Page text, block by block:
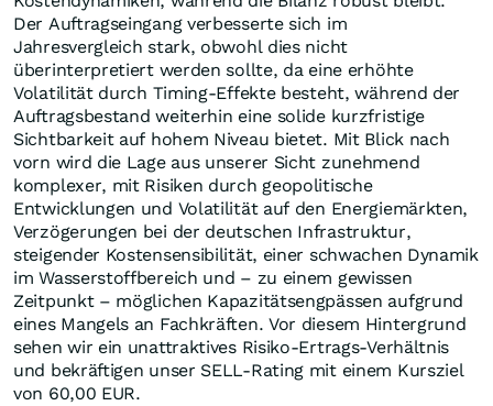
Der Auftragseingang verbesserte sich im
Jahresvergleich stark, obwohl dies nicht
überinterpretiert werden sollte, da eine erhöhte
Volatilität durch Timing-Effekte besteht, während der
Auftragsbestand weiterhin eine solide kurzfristige
Sichtbarkeit auf hohem Niveau bietet. Mit Blick nach
vorn wird die Lage aus unserer Sicht zunehmend
komplexer, mit Risiken durch geopolitische
Entwicklungen und Volatilität auf den Energiemärkten,
Verzögerungen bei der deutschen Infrastruktur,
steigender Kostensensibilität, einer schwachen Dynamik
im Wasserstoffbereich und – zu einem gewissen
Zeitpunkt – möglichen Kapazitätsengpässen aufgrund
eines Mangels an Fachkräften. Vor diesem Hintergrund
sehen wir ein unattraktives Risiko-Ertrags-Verhältnis
und bekräftigen unser SELL-Rating mit einem Kursziel
von 60,00 EUR.